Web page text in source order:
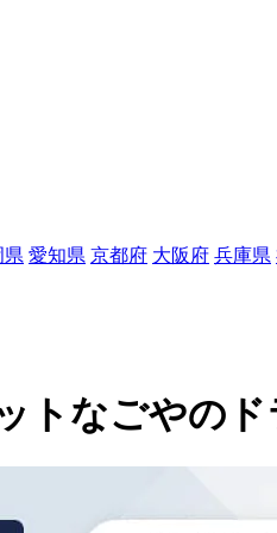
県 愛知県 京都府 大阪府 兵庫県
トなごやのド